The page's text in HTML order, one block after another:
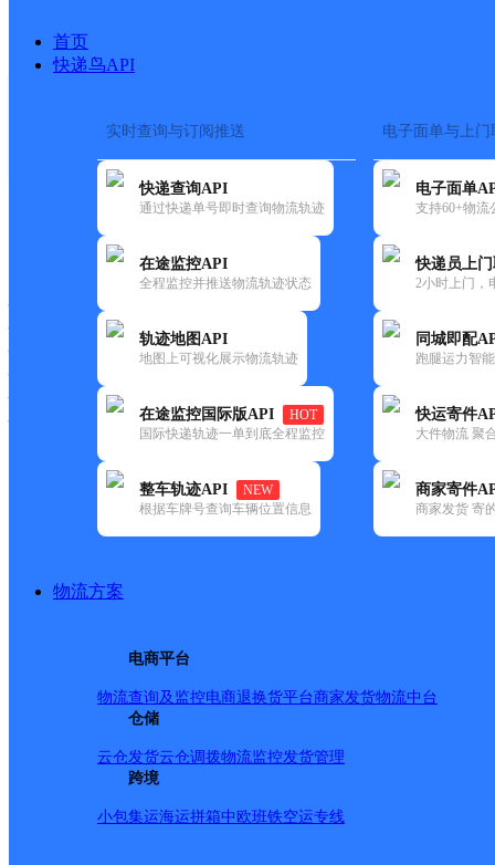
首页
快递鸟API
实时查询与订阅推送
快递查询API
通过快递单号即时查询物流轨迹
在途监控API
全程监控并推送物流轨迹状态
轨迹地图API
地图上可视化展示物流轨迹
在途监控国际版API
HOT
国际快递轨迹一单到底全程监控
整车轨迹API
NEW
根据车牌号查询车辆位置信息
电子面单与上门
电子面单
支持60+物流
快递员上
2小时上门，
同城即配
跑腿运力智
快运寄件
大件物流 聚
商家寄件
商家发货 寄
物流方案
电商平台
物流查询及监控电商退换货平台商家发货物流中台
仓储
云仓发货云仓调拨物流监控发货管理
跨境
小包集运海运拼箱中欧班铁空运专线
快递大全 > 快递网点
快递大全 快运大全
网点筛选
已选
清空已选
安能快递(4) 百世快递(25) 德邦快递(187) 极兔速递
圆通速递(41)
信丰县(1) 兴国县(1) 寻乌县(1) 于都县(1)
申通快递,赣县区,赣州市,